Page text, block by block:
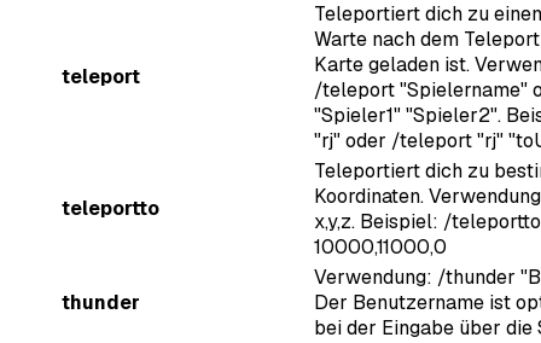
teleport
Teleportiert dich zu
Warte nach dem
Karte geladen ist.
/teleport "Spielername"
"Spieler1" "Spieler2".
"rj" oder /teleport "rj"
teleportto
Teleportiert dich zu
Koordinaten.
x,y,z. Beispiel: /teleportto
10000,11000,0
thunder
Verwendung: /thunder
Der Benutzername ist
bei der Eingabe über die